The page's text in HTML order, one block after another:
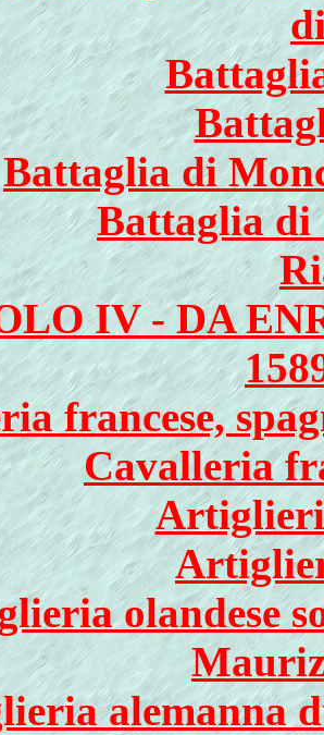
Battaglia di
Battaglia di
IV - DA
francese,
Cavalleria
olandese
alemanna